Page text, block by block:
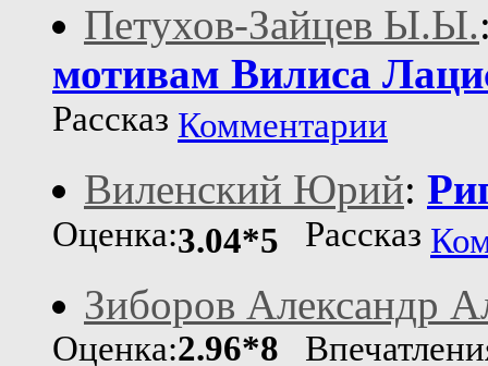
Петухов-Зайцев Ы.Ы.
мотивам Вилиса
Рассказ Комментарии
Виленский Юрий:
Оценка:3.04*5 Рассказ
Зиборов Александр
Оценка:2.96*8